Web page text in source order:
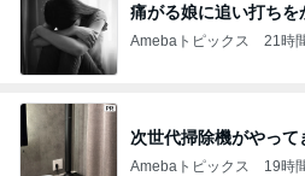
痛がる娘に追い打ちを
Amebaトピックス 21時
次世代掃除機がやって
Amebaトピックス 19時